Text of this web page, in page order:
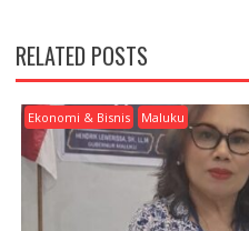
A
V
I
G
A
T
RELATED POSTS
Ekonomi & Bisnis Maluku